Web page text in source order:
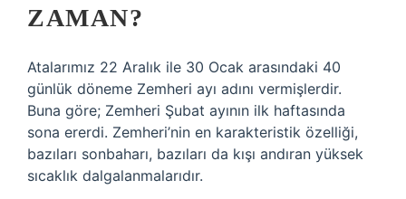
ZAMAN?
Atalarımız 22 Aralık ile 30 Ocak arasındaki 40
günlük döneme Zemheri ayı adını vermişlerdir.
Buna göre; Zemheri Şubat ayının ilk haftasında
sona ererdi. Zemheri’nin en karakteristik özelliği,
bazıları sonbaharı, bazıları da kışı andıran yüksek
sıcaklık dalgalanmalarıdır.